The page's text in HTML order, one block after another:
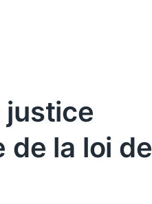
justice
de la loi de